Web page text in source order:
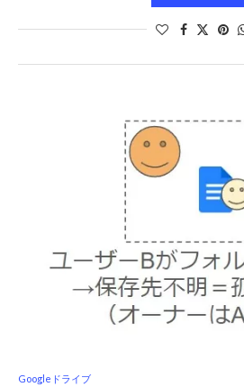
Googleドライブ